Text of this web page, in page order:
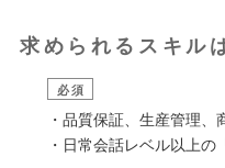
求められるスキル
必須
・品質保証、生産管理
・日常会話レベル以上